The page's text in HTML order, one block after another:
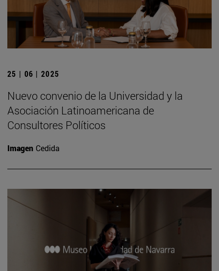
25 | 06 | 2025
Nuevo convenio de la Universidad y la
Asociación Latinoamericana de
Consultores Políticos
Imagen Cedida